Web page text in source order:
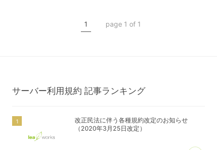
1 page 1 of 1
サーバー利用規約 記事ランキング
改正民法に伴う各種規約改定のお知らせ
（2020年3月25日改定）